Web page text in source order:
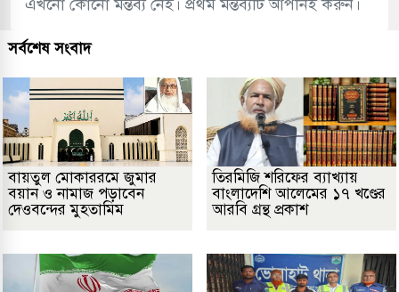
এখনো কোনো মন্তব্য নেই। প্রথম মন্তব্যটি আপনিই করুন।
সর্বশেষ সংবাদ
বায়তুল মোকাররমে জুমার
বয়ান ও নামাজ পড়াবেন
দেওবন্দের মুহতামিম
তিরমিজি শরিফের ব্যাখ্যায়
বাংলাদেশি আলেমের ১৭ খণ্ডের
আরবি গ্রন্থ প্রকাশ